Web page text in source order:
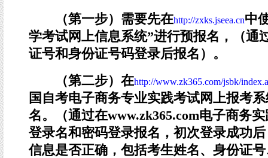
（第一步）需要先在http://zxks.jseea.cn中
学考试网上信息系统”进行预报名，（通
证号和身份证号码登录后报名）。
（第二步）在http://www.zk365.com/jsbk/
国自考电子商务专业实践考试网上报考
名。（通过在www.zk365.com电子商务
登录名和密码登录报名，初次登录成功
信息是否正确，包括考生姓名、身份证